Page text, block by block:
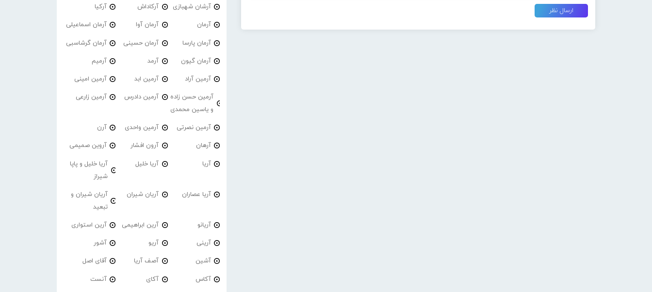
آرشان شهبازی آرکاداش آرکیا
آرمان آرمان آوا آرمان اسماعیلی
آرمان پارسا آرمان حسینی آرمان گرشاسبی
آرمان گیون آرمد آرمیم
آرمین آراد آرمین ابد آرمین امینی
آرمین حسن زاده
و یاسین محمدی
آرمین دادرس آرمین زارعی
آرمین نصرتی آرمین واحدی آرن
آرهان آرون افشار آروین صمیمی
آریا آریا خلیل
آریا خلیل و پاپا
شیراز
آریا عصاران آریان شیران
آریان شیران و
تبعید
آریانو آرین ابراهیمی آرین استواری
آرینی آریو آشور
آشین آصف آریا آقای اصل
آکاس آکای آنست